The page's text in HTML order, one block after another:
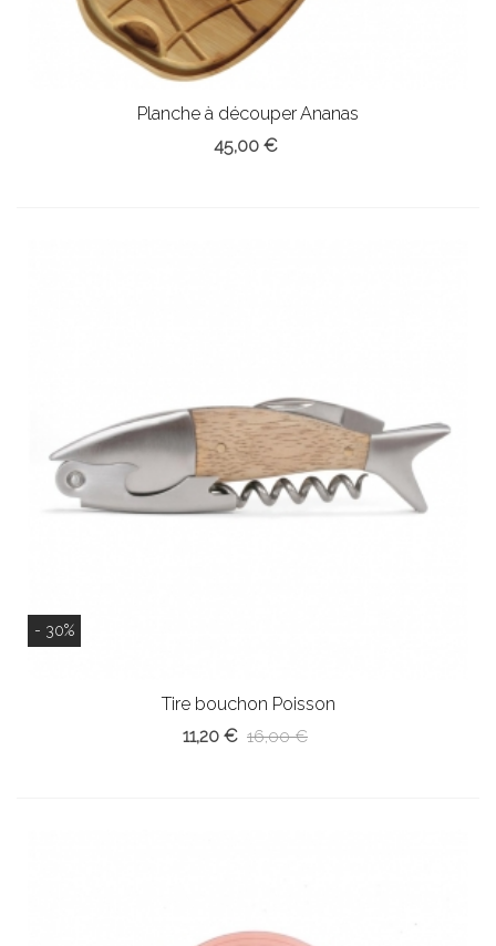
Planche à découper Ananas
45,00 €
- 30%
Tire bouchon Poisson
11,20 € 16,00 €